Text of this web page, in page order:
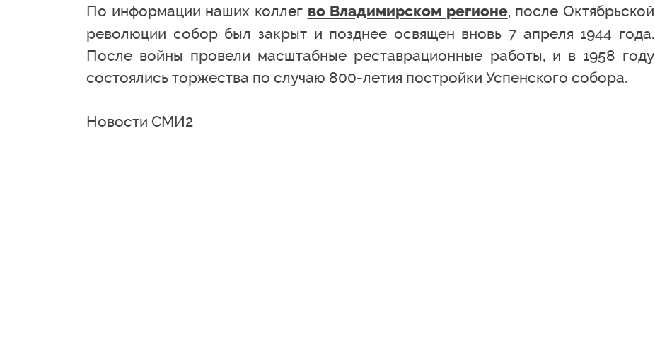
По информации наших коллег во Владимирском регионе, после Октябрьской
революции собор был закрыт и позднее освящен вновь 7 апреля 1944 года.
После войны провели масштабные реставрационные работы, и в 1958 году
состоялись торжества по случаю 800-летия постройки Успенского собора.
Новости СМИ2